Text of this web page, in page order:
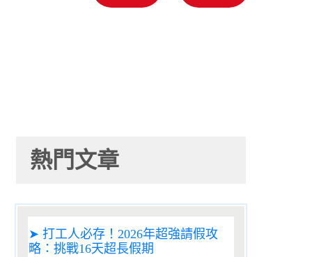
熱門文章
➤ 打工人必存！2026年超強請假攻
略：挑戰16天超長假期